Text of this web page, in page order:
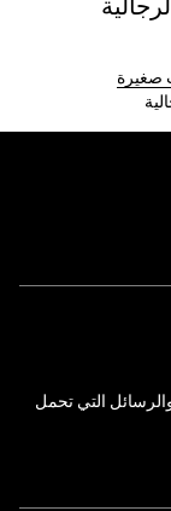
صغيرة
التي تحمل